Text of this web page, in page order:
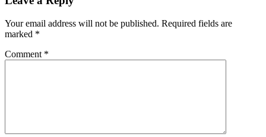
Your email address will not be published. Required fields are
marked *
Comment *